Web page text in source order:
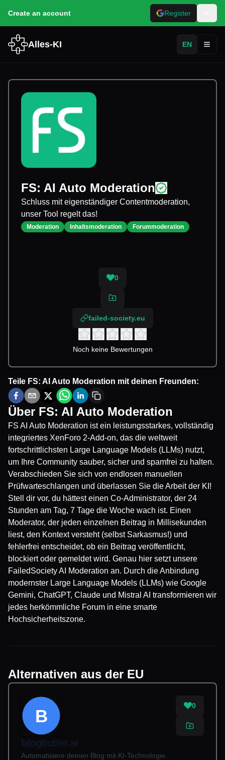
Create an account Register
Alles-KI EN
FS: AI Auto Moderation
Schluss mit eigenständiger Contentmoderation,
unser Tool regelt das!
Moderation Inhaltsmoderation Forummoderation
0
failed-society.eu
Noch keine Bewertungen
Teile FS: AI Auto Moderation mit deinen Freunden:
Über FS: AI Auto Moderation
FS AI Auto Moderation ist ein leistungsstarkes, vollständig
integriertes XenForo 2-Add-on, das die weltweit
fortschrittlichsten Large Language Models (LLMs) nutzt,
um Ihre Community sauber, sicher und spamfrei zu halten.
Verabschieden Sie sich von endlosen manuellen
Prüfwarteschlangen und überlassen Sie die Arbeit der KI!
Stell dir vor, du hättest einen Co-Administrator, der 24
Stunden am Tag, 7 Tage die Woche wach ist. Einen
Moderator, der jeden einzelnen Beitrag in Millisekunden
liest, den Kontext versteht (selbst Sarkasmus!) und
fehlerfrei entscheidet, ob ein Beitrag veröffentlicht,
blockiert oder gemeldet wird. Genau hier setzt unsere
FailedSociety AI Moderation an. Durch die Anbindung
modernster Large Language Models (LLMs) wie Google
Gemini, ChatGPT, Claude und Mistral AI transformieren wir
jedes herkömmliche Forum in eine smarte
Hochsicherheitszone.
Alternativen aus der EU
B
0
blogbutler.ai
Automatisiere deinen Blog mit KI-Technologie.